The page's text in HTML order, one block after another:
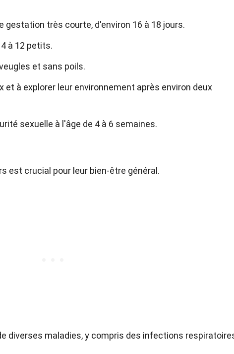
gestation très courte, d'environ 16 à 18 jours.
à 12 petits.
et sans poils.
et à explorer leur environnement après environ deux
sexuelle à l'âge de 4 à 6 semaines.
est crucial pour leur bien-être général.
diverses maladies, y compris des infections